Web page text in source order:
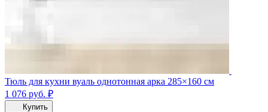
Тюль для кухни вуаль однотонная арка 285×160 см
1 076 руб. ₽
Купить